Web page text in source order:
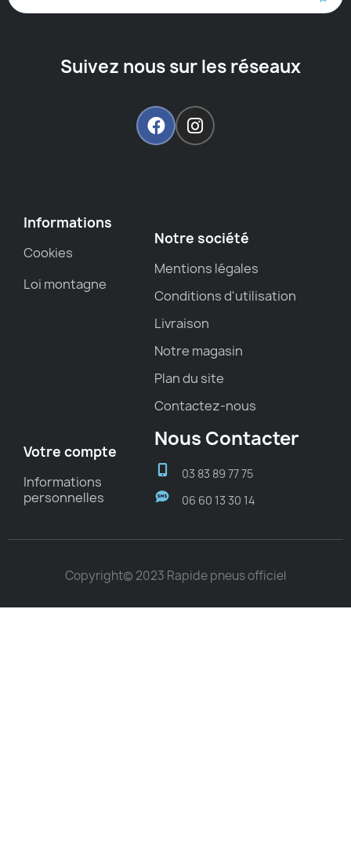
Suivez nous sur les réseaux
Informations
Cookies
Loi montagne
Notre société
Mentions légales
Conditions d'utilisation
Livraison
Notre magasin
Plan du site
Contactez-nous
Votre compte
Informations
personnelles
Nous Contacter
03 83 89 77 75
06 60 13 30 14
Copyright© 2023 Rapide pneus officiel